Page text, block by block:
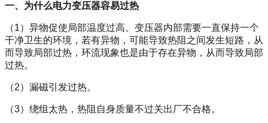
一、为什么电力变压器容易过热
（1）异物促使局部温度过高。变压器内部需要一直保持一个
干净卫生的环境，若有异物，可能导致热阻之间发生短路，从
而导致局部过热，环流现象也是由于存在异物，从而导致局部
过热。
（2）漏磁引发过热。
（3）绕组太热，热阻自身质量不过关出厂不合格。